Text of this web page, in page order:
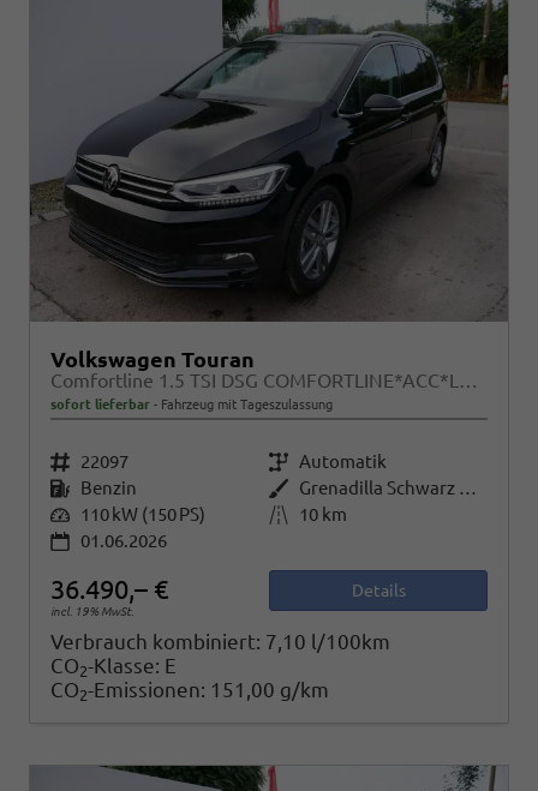
Volkswagen Touran
Comfortline 1.5 TSI DSG COMFORTLINE*ACC*LED*PDC*KAMERA*NAVI*SHZ* 7-SITZER 17-ZOLL
sofort lieferbar Fahrzeug mit Tageszulassung
Fahrzeugnr. 22097 Getriebe Automatik
Kraftstoff Benzin Außenfarbe
Grenadilla Schwarz Metallic
Leistung 110 kW (150 PS) Kilometerstand
10 km
01.06.2026
36.490,– €
incl. 19% MwSt.
Details
Verbrauch kombiniert: 7,10 l/100km
CO2-Klasse: E
CO2-Emissionen: 151,00 g/km